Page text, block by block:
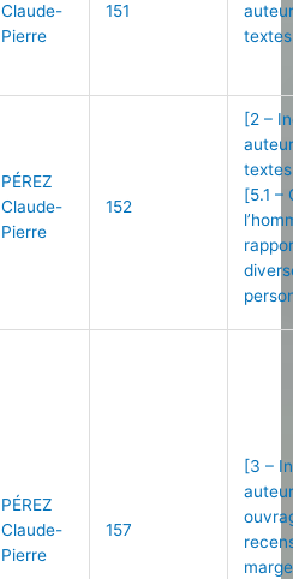
Claude-
Pierre
151
PÉREZ
Claude-
Pierre
152
[2 –
[5.1 –
PÉREZ
Claude-
Pierre
157
[3 –